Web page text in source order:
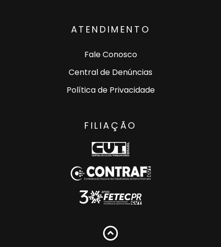
ATENDIMENTO
Fale Conosco
Central de Denúncias
Política de Privacidade
FILIAÇÃO